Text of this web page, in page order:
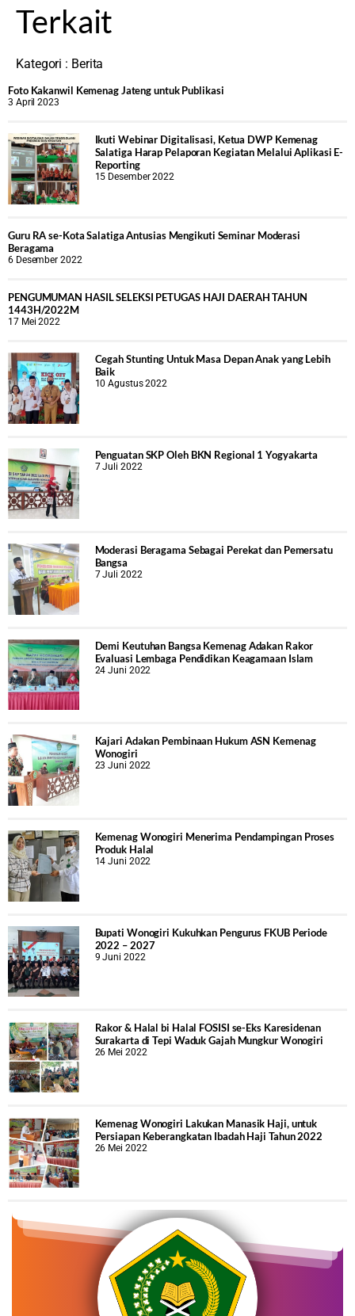
Terkait
Kategori : Berita
Foto Kakanwil Kemenag Jateng untuk Publikasi
3 April 2023
Ikuti Webinar Digitalisasi, Ketua DWP Kemenag
Salatiga Harap Pelaporan Kegiatan Melalui Aplikasi E-
Reporting
15 Desember 2022
Guru RA se-Kota Salatiga Antusias Mengikuti Seminar Moderasi
Beragama
6 Desember 2022
PENGUMUMAN HASIL SELEKSI PETUGAS HAJI DAERAH TAHUN
1443H/2022M
17 Mei 2022
Cegah Stunting Untuk Masa Depan Anak yang Lebih
Baik
10 Agustus 2022
Penguatan SKP Oleh BKN Regional 1 Yogyakarta
7 Juli 2022
Moderasi Beragama Sebagai Perekat dan Pemersatu
Bangsa
7 Juli 2022
Demi Keutuhan Bangsa Kemenag Adakan Rakor
Evaluasi Lembaga Pendidikan Keagamaan Islam
24 Juni 2022
Kajari Adakan Pembinaan Hukum ASN Kemenag
Wonogiri
23 Juni 2022
Kemenag Wonogiri Menerima Pendampingan Proses
Produk Halal
14 Juni 2022
Bupati Wonogiri Kukuhkan Pengurus FKUB Periode
2022 – 2027
9 Juni 2022
Rakor & Halal bi Halal FOSISI se-Eks Karesidenan
Surakarta di Tepi Waduk Gajah Mungkur Wonogiri
26 Mei 2022
Kemenag Wonogiri Lakukan Manasik Haji, untuk
Persiapan Keberangkatan Ibadah Haji Tahun 2022
26 Mei 2022